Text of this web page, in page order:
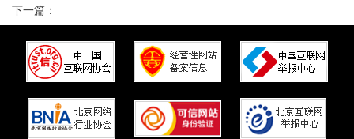
下一篇：